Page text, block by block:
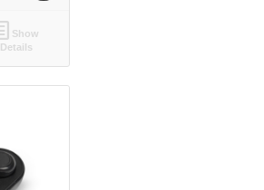
Show
Details